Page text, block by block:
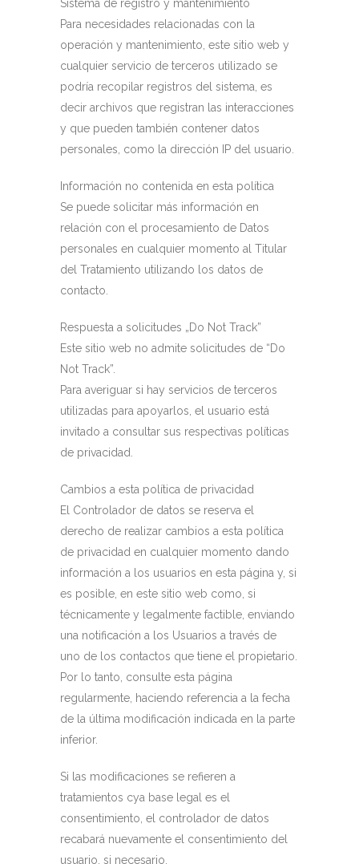
Sistema de registro y mantenimiento
Para necesidades relacionadas con la
operación y mantenimiento, este sitio web y
cualquier servicio de terceros utilizado se
podría recopilar registros del sistema, es
decir archivos que registran las interacciones
y que pueden también contener datos
personales, como la dirección IP del usuario.
Información no contenida en esta política
Se puede solicitar más información en
relación con el procesamiento de Datos
personales en cualquier momento al Titular
del Tratamiento utilizando los datos de
contacto.
Respuesta a solicitudes „Do Not Track”
Este sitio web no admite solicitudes de “Do
Not Track”.
Para averiguar si hay servicios de terceros
utilizadas para apoyarlos, el usuario está
invitado a consultar sus respectivas políticas
de privacidad.
Cambios a esta política de privacidad
El Controlador de datos se reserva el
derecho de realizar cambios a esta política
de privacidad en cualquier momento dando
información a los usuarios en esta página y, si
es posible, en este sitio web como, si
técnicamente y legalmente factible, enviando
una notificación a los Usuarios a través de
uno de los contactos que tiene el propietario.
Por lo tanto, consulte esta página
regularmente, haciendo referencia a la fecha
de la última modificación indicada en la parte
inferior.
Si las modificaciones se refieren a
tratamientos cya base legal es el
consentimiento, el controlador de datos
recabará nuevamente el consentimiento del
usuario, si necesario.